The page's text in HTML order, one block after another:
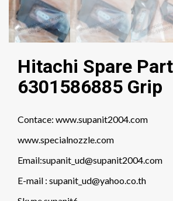
Hitachi Spare Part
6301586885 Grip
Contace: www.supanit2004.com
www.specialnozzle.com
Email:supanit_ud@supanit2004.com
E-mail : supanit_ud@yahoo.co.th